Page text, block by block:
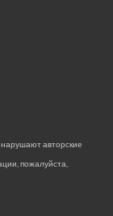
авторские
пожалуйста,